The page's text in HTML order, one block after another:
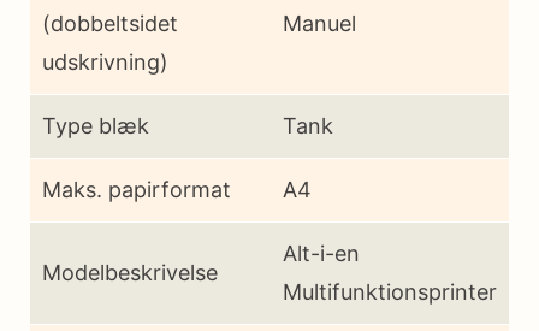
(dobbeltsidet
udskrivning)
Manuel
Type blæk Tank
Maks. papirformat A4
Modelbeskrivelse
Alt-i-en
Multifunktionsprinter